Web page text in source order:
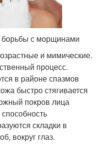
борьбы с морщинами
и мимические.
процесс.
в районе спазмов
быстро стягивается
покров лица
складки в
вокруг глаз.